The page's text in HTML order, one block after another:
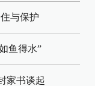
与保护
鱼得水”
家书谈起